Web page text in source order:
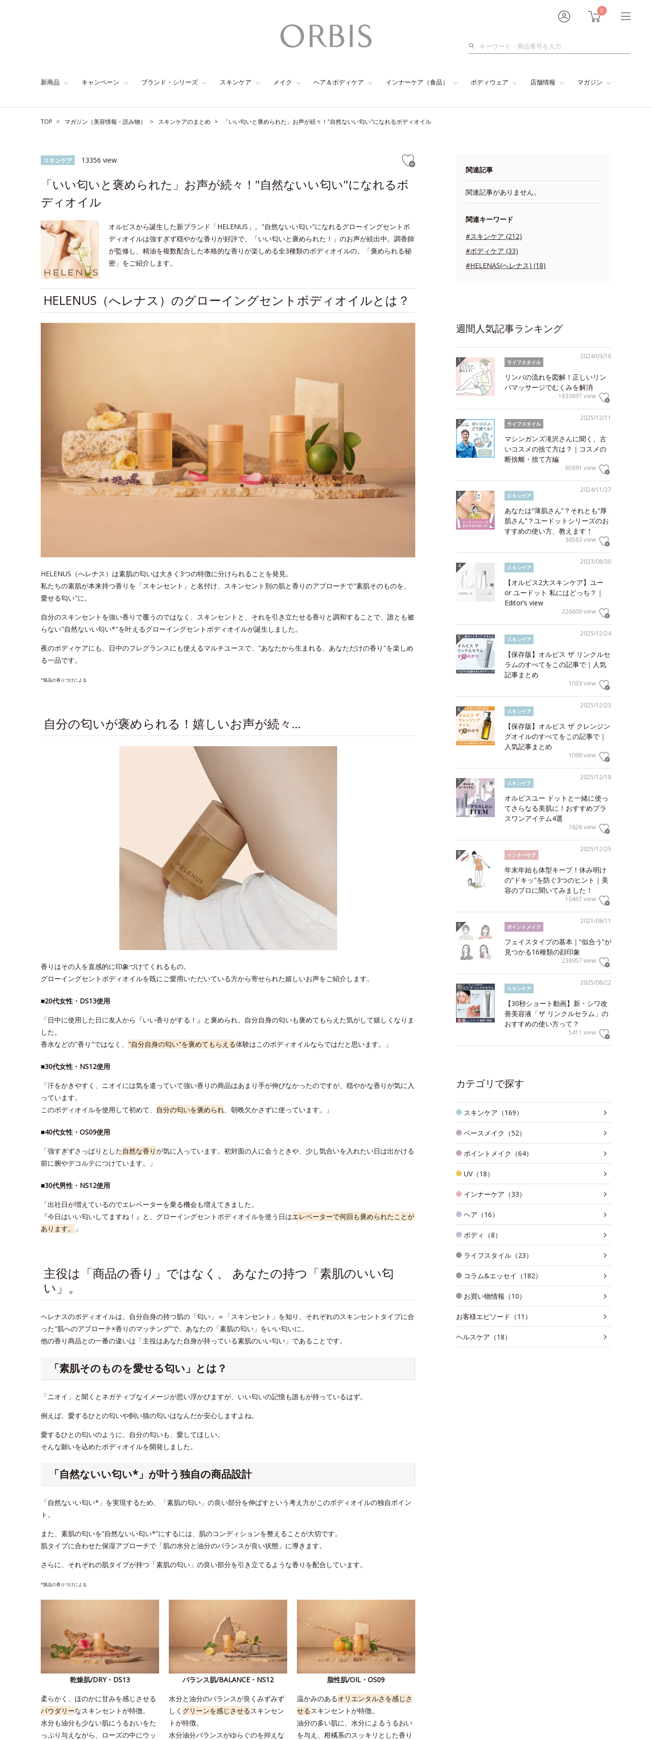
0
検
新商品 キャンペーン ブランド・シリーズ スキンケア メイク ヘア＆ボディケア インナーケア（食品） ボディウェア 店舗情報 マガジン
TOP マガジン（美容情報・読み物） スキンケアのまとめ 「いい匂いと褒められた」お声が続々！"自然ないい匂い"になれるボディオイル
スキンケア 13356 view
「いい匂いと褒められた」お声が続々！"自然ないい匂い"になれるボ
ディオイル
オルビスから誕生した新ブランド「HELENUS」。"自然ないい匂い"になれるグローイングセントボ
ディオイルは強すぎず穏やかな香りが好評で、「いい匂いと褒められた！」のお声が続出中。調香師
が監修し、精油を複数配合した本格的な香りが楽しめる全3種類のボディオイルの、「褒められる秘
密」をご紹介します。
HELENUS（へレナス）のグローイングセントボディオイルとは？
HELENUS（へレナス）は素肌の匂いは大きく3つの特徴に分けられることを発見。
私たちの素肌が本来持つ香りを「スキンセント」と名付け、スキンセント別の肌と香りのアプローチで"素肌そのものを、
愛せる匂い"に。
自分のスキンセントを強い香りで覆うのではなく、スキンセントと、それを引き立たせる香りと調和することで、誰とも被
らない"自然ないい匂い*"を叶えるグローイングセントボディオイルが誕生しました。
夜のボディケアにも、日中のフレグランスにも使えるマルチユースで、"あなたから生まれる、あなただけの香り"を楽しめ
る一品です。
*製品の香りづけによる
自分の匂いが褒められる！嬉しいお声が続々…
香りはその人を直感的に印象づけてくれるもの。
グローイングセントボディオイルを既にご愛用いただいている方から寄せられた嬉しいお声をご紹介します。
■20代女性・DS13使用
「日中に使用した日に友人から『いい香りがする！』と褒められ、自分自身の匂いも褒めてもらえた気がして嬉しくなりま
した。
香水などの"香り"ではなく、 "自分自身の匂い"を褒めてもらえる体験はこのボディオイルならではだと思います。」
■30代女性・NS12使用
「汗をかきやすく、ニオイには気を遣っていて強い香りの商品はあまり手が伸びなかったのですが、穏やかな香りが気に入
っています。
このボディオイルを使用して初めて、
自分の匂いを褒められ 、朝晩欠かさずに使っています。」
■40代女性・OS09使用
「強すぎずさっぱりとした自然な香りが気に入っています。初対面の人に会うときや、少し気合いを入れたい日は出かける
前に腕やデコルテにつけています。」
■30代男性・NS12使用
「出社日が増えているのでエレベーターを乗る機会も増えてきました。
『今日はいい匂いしてますね！』と、グローイングセントボディオイルを使う日はエレベーターで何回も褒められたことが
あります。
」
主役は「商品の香り」ではなく、 あなたの持つ「素肌のいい匂
い」。
ヘレナスのボディオイルは、自分自身の持つ肌の「匂い」＝「スキンセント」を知り、それぞれのスキンセントタイプに合
った"肌へのアプローチ×香りのマッチング”で、あなたの「素肌の匂い」をいい匂いに。
他の香り商品との一番の違いは「主役はあなた自身が持っている素肌のいい匂い」であることです。
「素肌そのものを愛せる匂い」とは？
「ニオイ」と聞くとネガティブなイメージが思い浮かびますが、いい匂いの記憶も誰もが持っているはず。
例えば、愛するひとの匂いや飼い猫の匂いはなんだか安心しますよね。
愛するひとの匂いのように、自分の匂いも、愛してほしい。
そんな願いを込めたボディオイルを開発しました。
「自然ないい匂い*」が叶う独自の商品設計
「自然ないい匂い*」を実現するため、「素肌の匂い」の良い部分を伸ばすという考え方がこのボディオイルの独自ポイン
ト。
また、素肌の匂いを“自然ないい匂い*”にするには、肌のコンディションを整えることが大切です。
肌タイプに合わせた保湿アプローチで「肌の水分と油分のバランスが良い状態」に導きます。
さらに、それぞれの肌タイプが持つ「素肌の匂い」の良い部分を引き立てるような香りを配合しています。
*製品の香りづけによる
乾燥肌/DRY・DS13
柔らかく、ほのかに甘みを感じさせる
パウダリーなスキンセントが特徴。
水分も油分も少ない肌にうるおいをた
っぷり与えながら、ローズの中にウッ
バランス肌/BALANCE・NS12
水分と油分のバランスが良くみずみず
しく グリーンを感じさせるスキンセン
トが特徴。
水分油分バランスがゆらぐのを抑えな
脂性肌/OIL・OS09
温かみのあるオリエンタルさを感じさ
せるスキンセントが特徴。
油分の多い肌に、水分によるうるおい
を与え、柑橘系のスッキリとした香り
関連記事
関連記事がありません。
関連キーワード
#スキンケア (212)
#ボディケア (33)
#HELENAS(へレナス) (18)
週間人気記事ランキング
2024/03/18
ライフスタイル
リンパの流れを図解！正しいリン
パマッサージでむくみを解消
1833897 view
2025/12/11
ライフスタイル
マシンガンズ滝沢さんに聞く、古
いコスメの捨て方は？｜コスメの
断捨離・捨て方編
65891 view
2024/11/27
スキンケア
あなたは“薄肌さん”？それとも“厚
肌さん”？ユードットシリーズのお
すすめの使い方、教えます！
36583 view
2023/08/30
スキンケア
【オルビス2大スキンケア】ユー
or ユードット 私にはどっち？｜
Editor’s view
226609 view
2025/12/24
スキンケア
【保存版】オルビス ザ リンクルセ
ラムのすべてをこの記事で｜人気
記事まとめ
1033 view
2025/12/23
スキンケア
【保存版】オルビス ザ クレンジン
グオイルのすべてをこの記事で｜
人気記事まとめ
1099 view
2025/12/18
スキンケア
オルビスユー ドットと一緒に使っ
てさらなる美肌に！おすすめプラ
スワンアイテム4選
1828 view
2025/12/25
インナーケア
年末年始も体型キープ！休み明け
の“ドキッ”を防ぐ3つのヒント｜美
容のプロに聞いてみました！
10467 view
2021/08/11
ポイントメイク
フェイスタイプの基本｜“似合う”が
見つかる16種類の顔印象
238957 view
2025/08/22
スキンケア
【30秒ショート動画】新・シワ改
善美容液「ザ リンクルセラム」の
おすすめの使い方って？
5411 view
カテゴリで探す
スキンケア（169）
ベースメイク（52）
ポイントメイク（64）
UV（18）
インナーケア（33）
ヘア（16）
ボディ（8）
ライフスタイル（23）
コラム&エッセイ（182）
お買い物情報（10）
お客様エピソード（11）
ヘルスケア（18）